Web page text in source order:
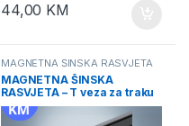
44,00 KM
MAGNETNA ŠINSKA RASVJETA
MAGNETNA ŠINSKA
RASVJETA – T veza za traku